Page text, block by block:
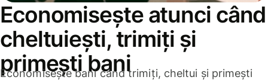
Economisește atunci când
cheltuiești, trimiți și
primești bani
Economisește bani când trimiți, cheltui și primești